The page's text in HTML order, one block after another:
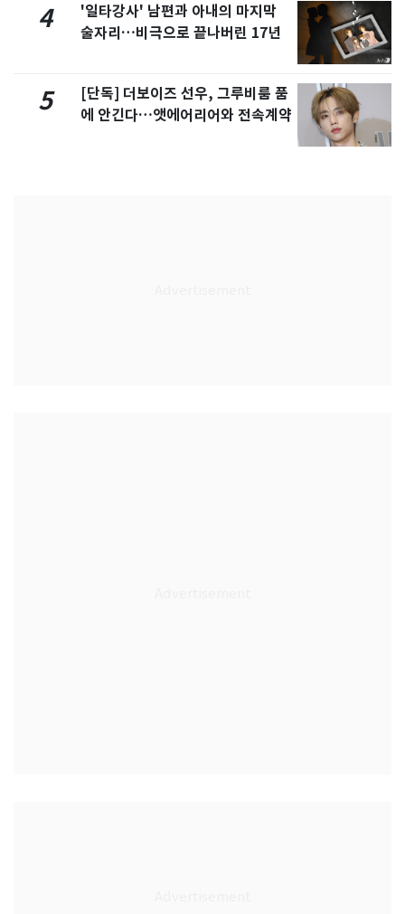
4
'일타강사' 남편과 아내의 마지막
술자리…비극으로 끝나버린 17년
5
[단독] 더보이즈 선우, 그루비룸 품
에 안긴다…앳에어리어와 전속계약